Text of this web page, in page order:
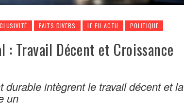
FAITS DIVERS LE FIL ACTU POLITIQUE
Travail Décent et Croissance
intègrent le travail décent et la
un